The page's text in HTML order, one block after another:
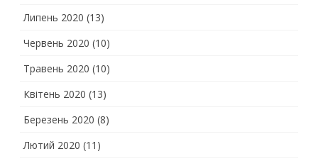
Липень 2020 (13)
Червень 2020 (10)
Травень 2020 (10)
Квітень 2020 (13)
Березень 2020 (8)
Лютий 2020 (11)